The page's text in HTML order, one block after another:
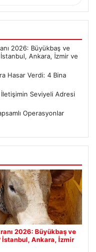
2026: Büyükbaş ve
Ankara, İzmir ve
Hasar Verdi: 4 Bina
Seviyeli Adresi
Operasyonlar
2026: Büyükbaş ve
İstanbul, Ankara, İzmir